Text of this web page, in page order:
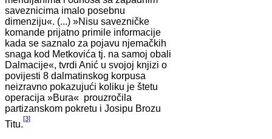
saveznicima imalo posebnu
dimenziju«. (...) »Nisu savezničke
komande prijatno primile informacije
kada se saznalo za pojavu njemačkih
snaga kod Metkovića tj. na samoj obali
Dalmacije«, tvrdi Anić u svojoj knjizi o
povijesti 8 dalmatinskog korpusa
neizravno pokazujući koliku je štetu
operacija »Bura« prouzročila
partizanskom pokretu i Josipu Brozu
Titu.
[3]